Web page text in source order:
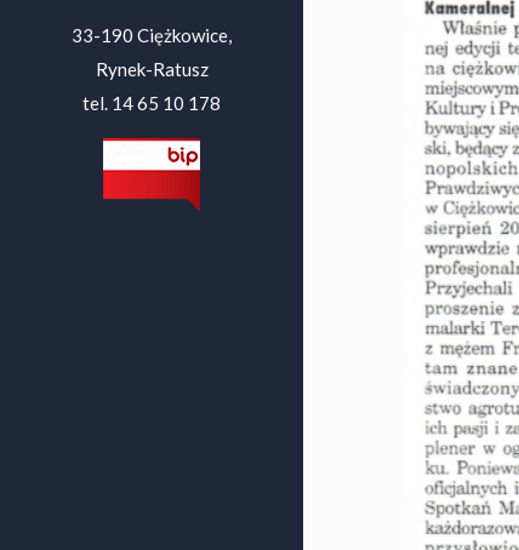
33-190 Ciężkowice,
Rynek-Ratusz
tel. 14 65 10 178